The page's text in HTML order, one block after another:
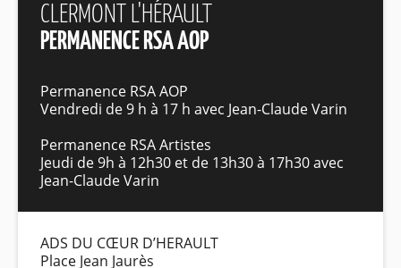
CLERMONT L'HÉRAULT
PERMANENCE RSA AOP
Permanence RSA AOP
Vendredi de 9 h à 17 h avec Jean-Claude Varin
Permanence RSA Artistes
Jeudi de 9h à 12h30 et de 13h30 à 17h30 avec
Jean-Claude Varin
ADS DU CŒUR D’HERAULT
Place Jean Jaurès